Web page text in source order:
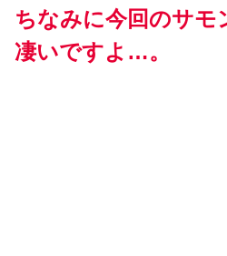
ちなみに今回のサモ
凄いですよ…。